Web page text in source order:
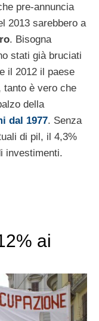
pre-annuncia
2013 sarebbero a
. Bisogna
stati già bruciati
il 2012 il paese
tanto è vero che
della
dal 1977. Senza
di pil, il 4,3%
investimenti.
ai